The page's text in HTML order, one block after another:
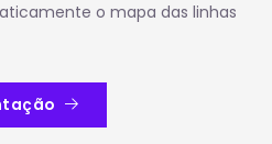
o mapa das linhas